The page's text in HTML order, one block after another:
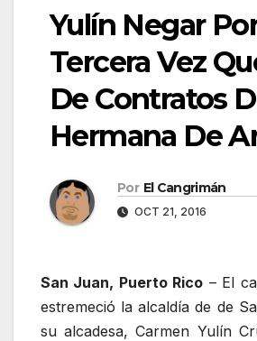
Yulín Negar
Tercera Vez
De Contratos
Hermana De
Por El Cangrimán
OCT 21, 2016
San Juan, Puerto Rico – El
estremeció la alcaldía de de
su alcadesa, Carmen Yulín